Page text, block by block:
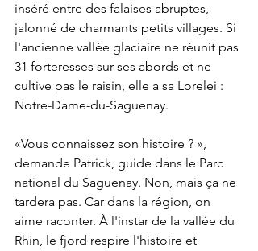
inséré entre des falaises abruptes,
jalonné de charmants petits villages. Si
l'ancienne vallée glaciaire ne réunit pas
31 forteresses sur ses abords et ne
cultive pas le raisin, elle a sa Lorelei :
Notre-Dame-du-Saguenay.
«Vous connaissez son histoire ? »,
demande Patrick, guide dans le Parc
national du Saguenay. Non, mais ça ne
tardera pas. Car dans la région, on
aime raconter. À l'instar de la vallée du
Rhin, le fjord respire l'histoire et